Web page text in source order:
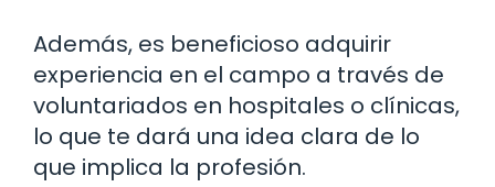
Además, es beneficioso adquirir
experiencia en el campo a través de
voluntariados en hospitales o clínicas,
lo que te dará una idea clara de lo
que implica la profesión.